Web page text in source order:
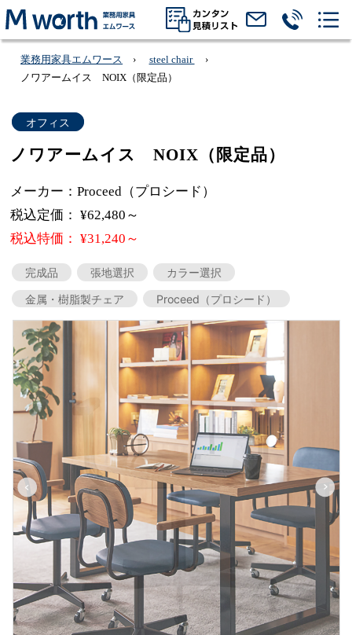
業務用家具エムワース
steel chair
ノワアームイス NOIX（限定品）
オフィス
ノワアームイス NOIX（限定品）
メーカー：Proceed（プロシード）
税込定価： ¥62,480～
税込特価： ¥31,240～
完成品 張地選択
カラー選択
金属・樹脂製チェア
Proceed（プロシード）